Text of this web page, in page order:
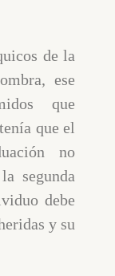
de la
ese
que
que el
no
segunda
debe
y su